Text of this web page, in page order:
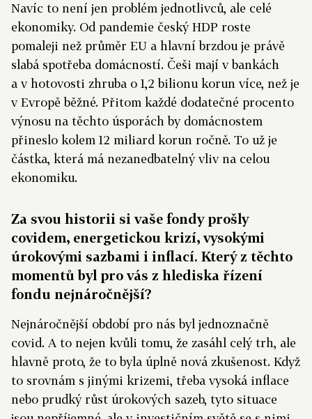
Navíc to není jen problém jednotlivců, ale celé
ekonomiky. Od pandemie český HDP roste
pomaleji než průměr EU a hlavní brzdou je právě
slabá spotřeba domácností. Češi mají v bankách
a v hotovosti zhruba o 1,2 bilionu korun více, než je
v Evropě běžné. Přitom každé dodatečné procento
výnosu na těchto úsporách by domácnostem
přineslo kolem 12 miliard korun ročně. To už je
částka, která má nezanedbatelný vliv na celou
ekonomiku.
Za svou historii si vaše fondy prošly
covidem, energetickou krizí, vysokými
úrokovými sazbami i inflací. Který z těchto
momentů byl pro vás z hlediska řízení
fondu nejnáročnější?
Nejnáročnější období pro nás byl jednoznačně
covid. A to nejen kvůli tomu, že zasáhl celý trh, ale
hlavně proto, že to byla úplně nová zkušenost. Když
to srovnám s jinými krizemi, třeba vysoká inflace
nebo prudký růst úrokových sazeb, tyto situace